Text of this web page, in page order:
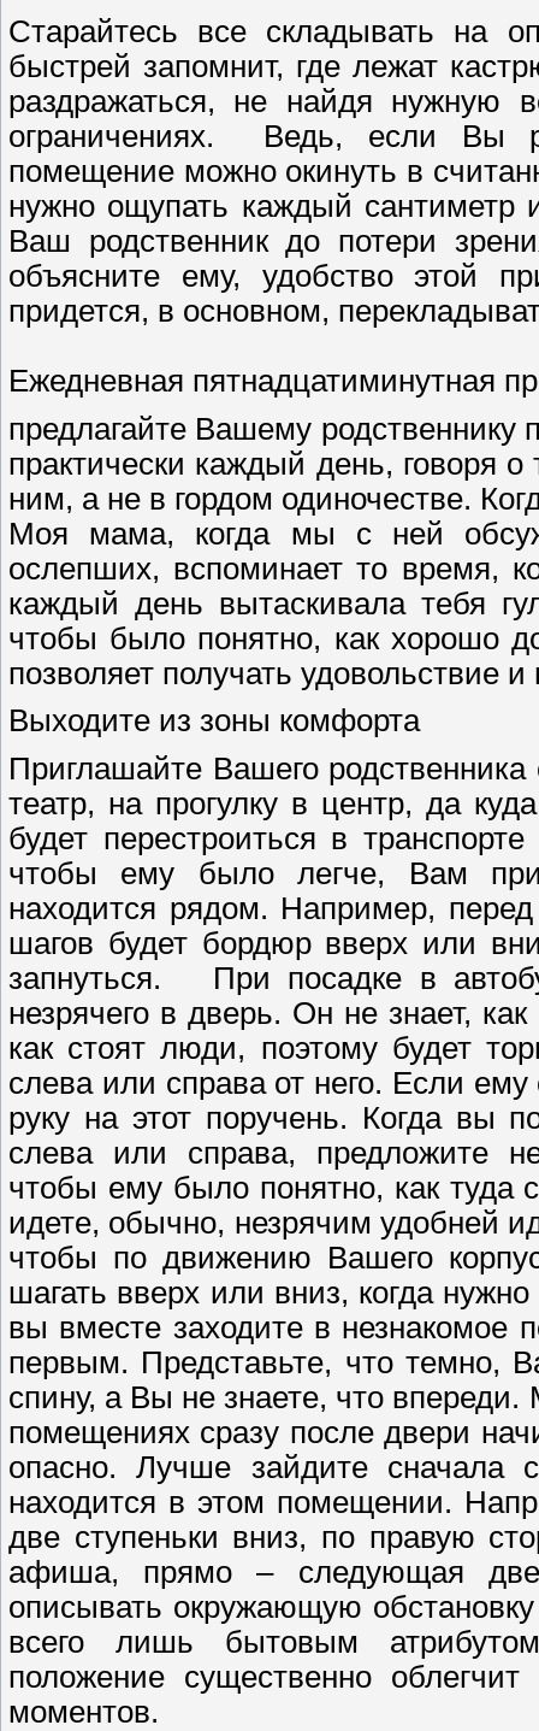
Старайтесь все складывать на
быстрей запомнит, где лежат
раздражаться, не найдя нужную
ограничениях. Ведь, если Вы
помещение можно окинуть в
нужно ощупать каждый сантиметр
Ваш родственник до потери
объясните ему, удобство этой
придется, в основном,
Ежедневная пятнадцатиминутная
предлагайте Вашему родственнику
практически каждый день, говоря
ним, а не в гордом одиночестве.
Моя мама, когда мы с ней
ослепших, вспоминает то время,
каждый день вытаскивала тебя
чтобы было понятно, как хорошо
позволяет получать удовольствие
Выходите из зоны комфорта
Приглашайте Вашего
театр, на прогулку в центр, да
будет перестроиться в
чтобы ему было легче, Вам
находится рядом. Например,
шагов будет бордюр вверх или
запнуться. При посадке в
незрячего в дверь. Он не знает,
как стоят люди, поэтому будет
слева или справа от него. Если
руку на этот поручень. Когда вы
слева или справа, предложите
чтобы ему было понятно, как туда
идете, обычно, незрячим удобней
чтобы по движению Вашего
шагать вверх или вниз, когда
вы вместе заходите в незнакомое
первым. Представьте, что темно,
спину, а Вы не знаете, что
помещениях сразу после двери
опасно. Лучше зайдите сначала
находится в этом помещении.
две ступеньки вниз, по правую
афиша, прямо – следующая
описывать окружающую
всего лишь бытовым
положение существенно
моментов.